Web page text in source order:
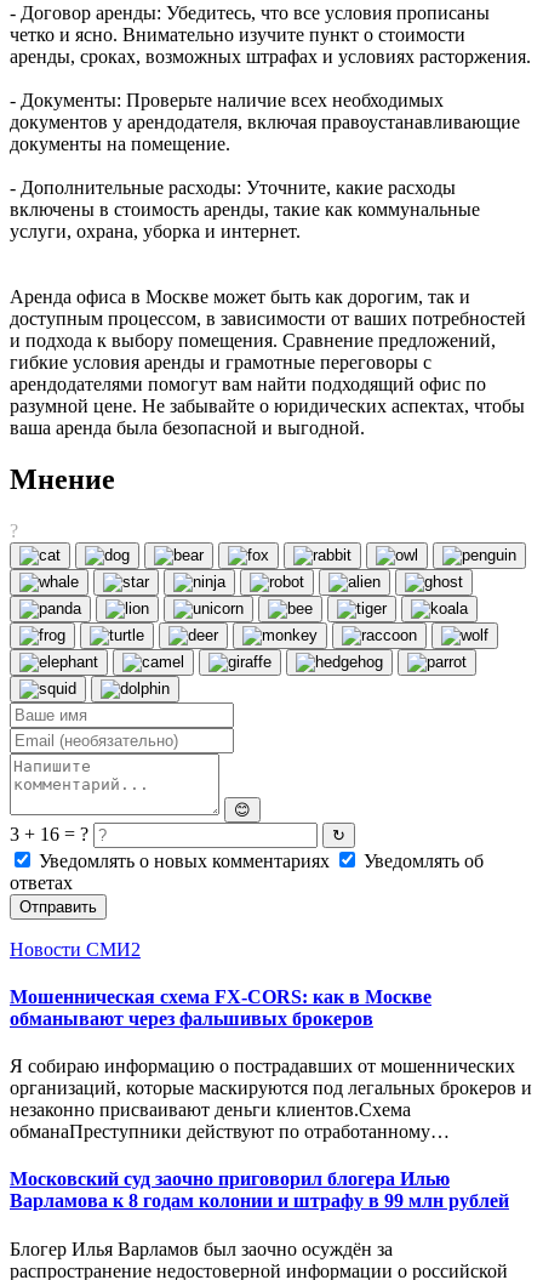
- Договор аренды: Убедитесь, что все условия прописаны
четко и ясно. Внимательно изучите пункт о стоимости
аренды, сроках, возможных штрафах и условиях расторжения.
- Документы: Проверьте наличие всех необходимых
документов у арендодателя, включая правоустанавливающие
документы на помещение.
- Дополнительные расходы: Уточните, какие расходы
включены в стоимость аренды, такие как коммунальные
услуги, охрана, уборка и интернет.
Аренда офиса в Москве может быть как дорогим, так и
доступным процессом, в зависимости от ваших потребностей
и подхода к выбору помещения. Сравнение предложений,
гибкие условия аренды и грамотные переговоры с
арендодателями помогут вам найти подходящий офис по
разумной цене. Не забывайте о юридических аспектах, чтобы
ваша аренда была безопасной и выгодной.
Мнение
?
😊
3 + 16 = ? ↻
Уведомлять о новых комментариях
Уведомлять об
ответах
Отправить
Новости СМИ2
Мошенническая схема FX-CORS: как в Москве
обманывают через фальшивых брокеров
Я собираю информацию о пострадавших от мошеннических
организаций, которые маскируются под легальных брокеров и
незаконно присваивают деньги клиентов.Схема
обманаПреступники действуют по отработанному…
Московский суд заочно приговорил блогера Илью
Варламова к 8 годам колонии и штрафу в 99 млн рублей
Блогер Илья Варламов был заочно осуждён за
распространение недостоверной информации о российской